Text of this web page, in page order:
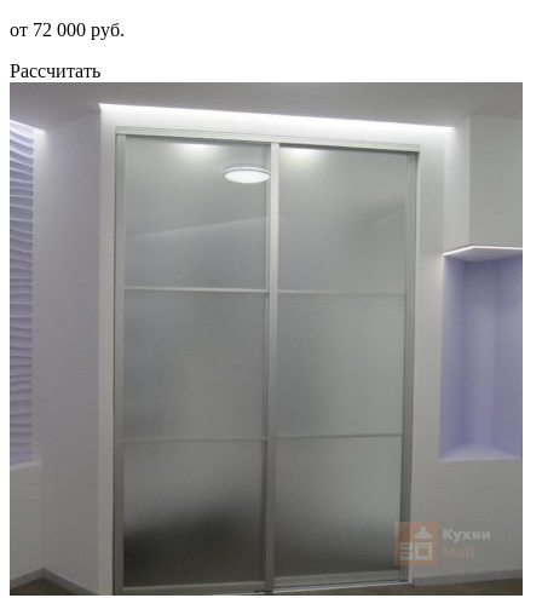
от 72 000 руб.
Рассчитать